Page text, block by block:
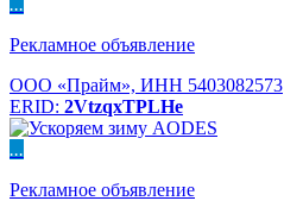
...
Рекламное объявление
ООО «Прайм», ИНН 5403082573
ERID: 2VtzqxTPLHe
...
Рекламное объявление